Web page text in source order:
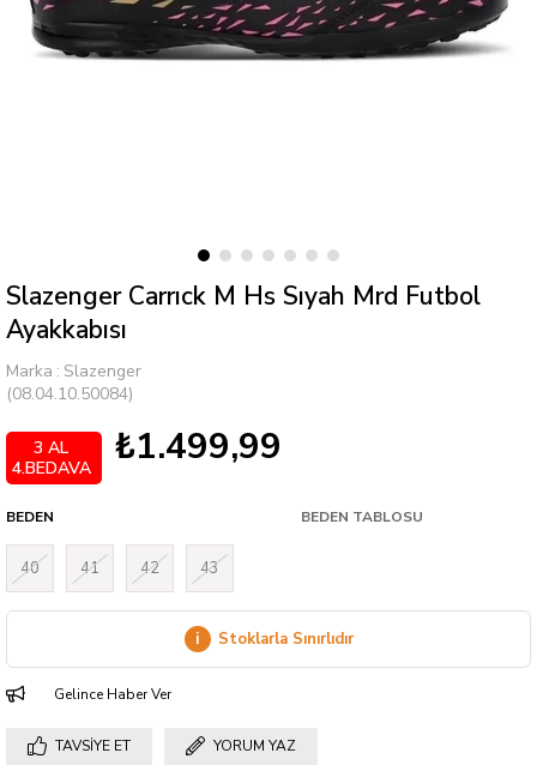
Slazenger Carrıck M Hs Sıyah Mrd Futbol
Ayakkabısı
Marka : Slazenger
(08.04.10.50084)
₺1.499,99
3 AL
4.BEDAVA
BEDEN BEDEN TABLOSU
40 41 42 43
i Stoklarla Sınırlıdır
Gelince Haber Ver
TAVSIYE ET YORUM YAZ